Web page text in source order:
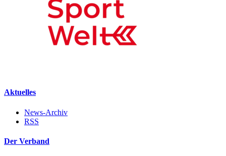
Aktuelles
News-Archiv
RSS
Der Verband